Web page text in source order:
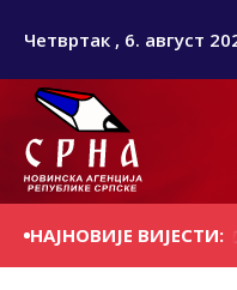
Четвртак , 6. август
НАЈНОВИЈЕ ВИЈЕСТИ:
ГОСПОДЊИ СУ